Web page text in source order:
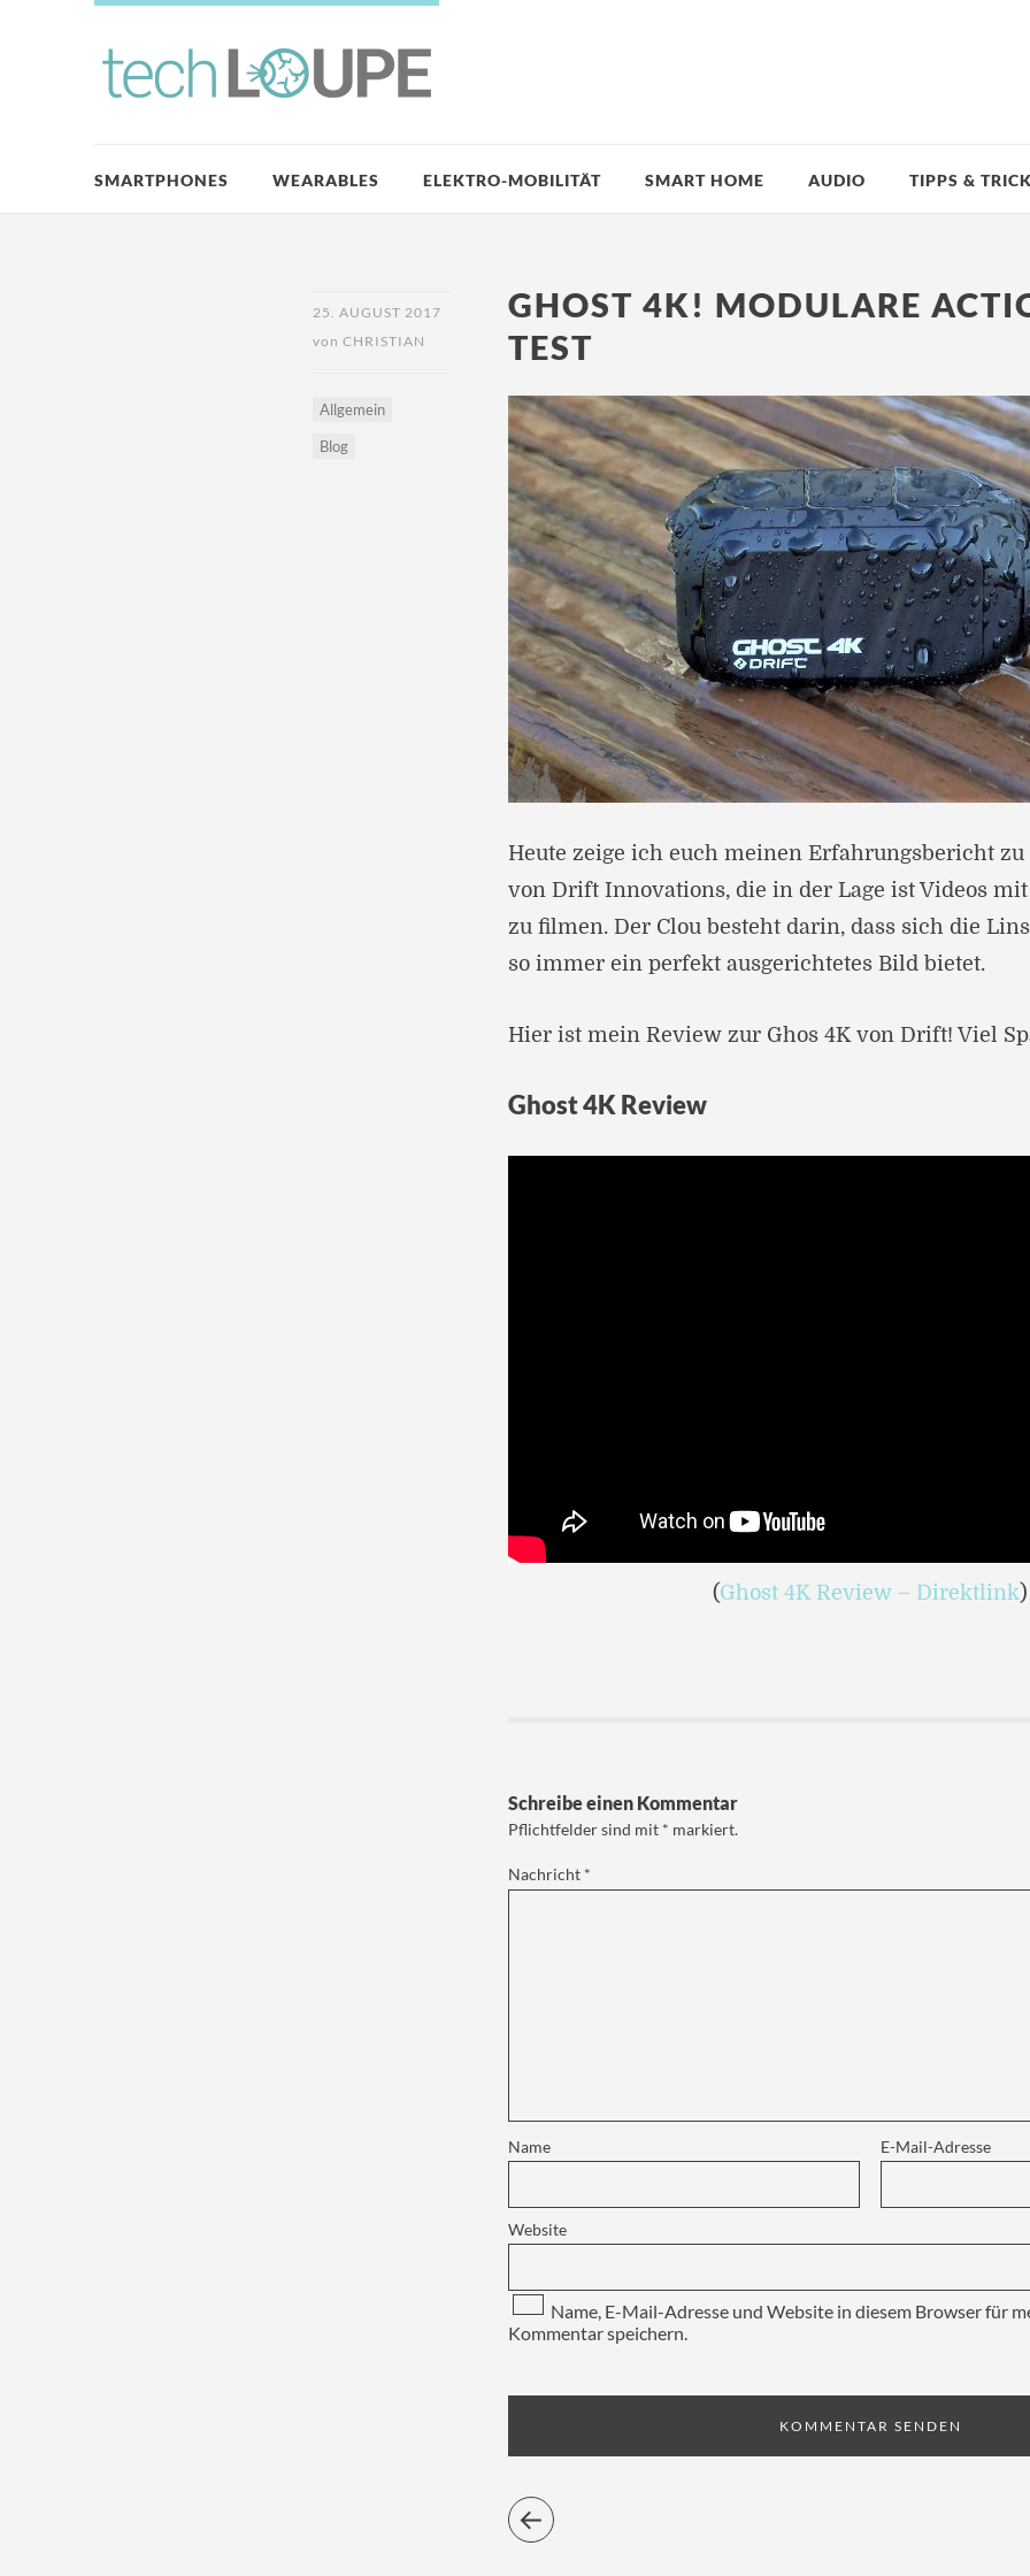
SMARTPHONES WEARABLES ELEKTRO-MOBILITÄT SMART HOME AUDIO TIPPS &
25. AUGUST 2017
von CHRISTIAN
Allgemein
Blog
GHOST 4K! MODULARE
TEST
Heute zeige ich euch meinen Erfahrungsbericht
von Drift Innovations, die in der Lage ist Videos
zu filmen. Der Clou besteht darin, dass sich die
so immer ein perfekt ausgerichtetes Bild bietet.
Hier ist mein Review zur Ghos 4K von Drift! Viel
Ghost 4K Review
(Ghost 4K Review – Direktlink)
Schreibe einen Kommentar
Pflichtfelder sind mit * markiert.
Nachricht *
Name E-Mail-Adresse
Website
Name, E-Mail-Adresse und Website in diesem Browser für
Kommentar speichern.